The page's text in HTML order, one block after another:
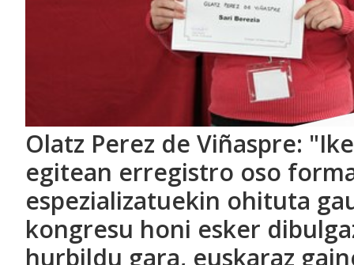
Olatz Perez de Viñaspre:
egitean erregistro oso
espezializatuekin ohituta
kongresu honi esker
hurbildu gara, euskaraz